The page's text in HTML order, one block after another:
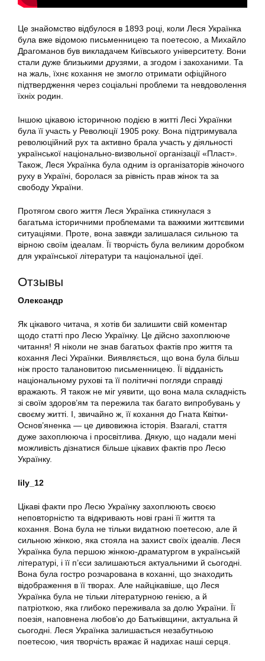
Це знайомство відбулося в 1893 році, коли Леся Українка
була вже відомою письменницею та поетесою, а Михайло
Драгоманов був викладачем Київського університету. Вони
стали дуже близькими друзями, а згодом і закоханими. Та
на жаль, їхнє кохання не змогло отримати офіційного
підтвердження через соціальні проблеми та невдоволення
їхніх родин.
Іншою цікавою історичною подією в житті Лесі Українки
була її участь у Революції 1905 року. Вона підтримувала
революційний рух та активно брала участь у діяльності
української національно-визвольної організації «Пласт».
Також, Леся Українка була одним із організаторів жіночого
руху в Україні, боролася за рівність прав жінок та за
свободу України.
Протягом свого життя Леся Українка стикнулася з
багатьма історичними проблемами та важкими життєвими
ситуаціями. Проте, вона завжди залишалася сильною та
вірною своїм ідеалам. Її творчість була великим доробком
для української літератури та національної ідеї.
Отзывы
Олександр
Як цікавого читача, я хотів би залишити свій коментар
щодо статті про Лесю Українку. Це дійсно захоплююче
читання! Я ніколи не знав багатьох фактів про життя та
кохання Лесі Українки. Виявляється, що вона була більш
ніж просто талановитою письменницею. Її відданість
національному рухові та її політичні погляди справді
вражають. Я також не міг уявити, що вона мала складність
зі своїм здоров’ям та пережила так багато випробувань у
своєму житті. І, звичайно ж, її кохання до Гната Квітки-
Основ’яненка — це дивовижна історія. Взагалі, стаття
дуже захоплююча і просвітлива. Дякую, що надали мені
можливість дізнатися більше цікавих фактів про Лесю
Українку.
lily_12
Цікаві факти про Лесю Українку захоплюють своєю
неповторністю та відкривають нові грані її життя та
кохання. Вона була не тільки видатною поетесою, але й
сильною жінкою, яка стояла на захист своїх ідеалів. Леся
Українка була першою жінкою-драматургом в українській
літературі, і її п’єси залишаються актуальними й сьогодні.
Вона була гостро розчарована в коханні, що знаходить
відображення в її творах. Але найцікавіше, що Леся
Українка була не тільки літературною генією, а й
патріоткою, яка глибоко переживала за долю України. Її
поезія, наповнена любов’ю до Батьківщини, актуальна й
сьогодні. Леся Українка залишається незабутньою
поетесою, чия творчість вражає й надихає наші серця.